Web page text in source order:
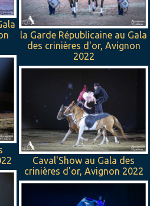
la Garde Républicaine au Gala
des crinières d'or, Avignon
2022
Caval'Show au Gala des
crinières d'or, Avignon 2022